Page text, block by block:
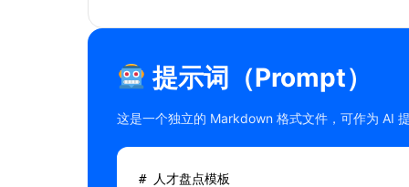
提示词（Prompt）
这是一个独立的 Markdown 格式文件，可作为 AI
# 人才盘点模板